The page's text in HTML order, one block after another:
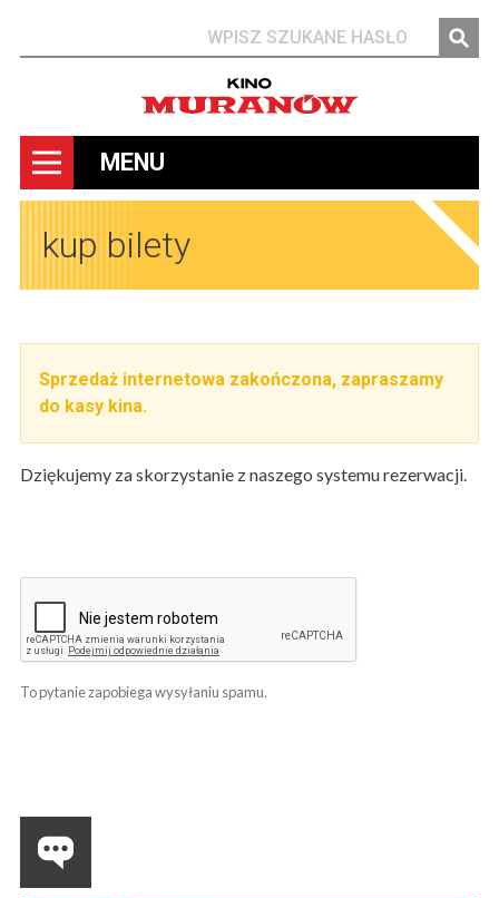
MENU
kup bilety
Sprzedaż internetowa zakończona, zapraszamy
do kasy kina.
Dziękujemy za skorzystanie z naszego systemu rezerwacji.
To pytanie zapobiega wysyłaniu spamu.